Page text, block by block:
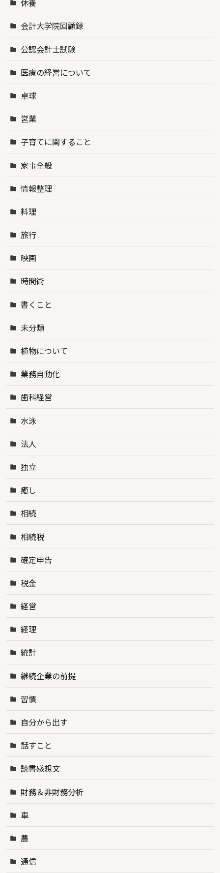
休養
会計大学院回顧録
公認会計士試験
医療の経営について
卓球
営業
子育てに関すること
家事全般
情報整理
料理
旅行
映画
時間術
書くこと
未分類
植物について
業務自動化
歯科経営
水泳
法人
独立
癒し
相続
相続税
確定申告
税金
経営
経理
統計
継続企業の前提
習慣
自分から出す
話すこと
読書感想文
財務＆非財務分析
車
農
通信